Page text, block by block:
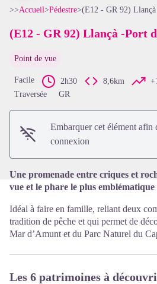
Voir
>>Accueil>Pédestre>(E12 - GR 92)
(E12 - GR 92) Llançà -Port
Point de vue
Facile 2h30 8,6km
Traversée
GR
Embarquer cet élément afin
connexion
Une promenade entre criques et
vue et le phare le plus emblématique
Idéal à faire en famille, reliant deux
tradition de pêche et qui permet de
Mar d’Amunt et du Parc Naturel du
Les 6 patrimoines à